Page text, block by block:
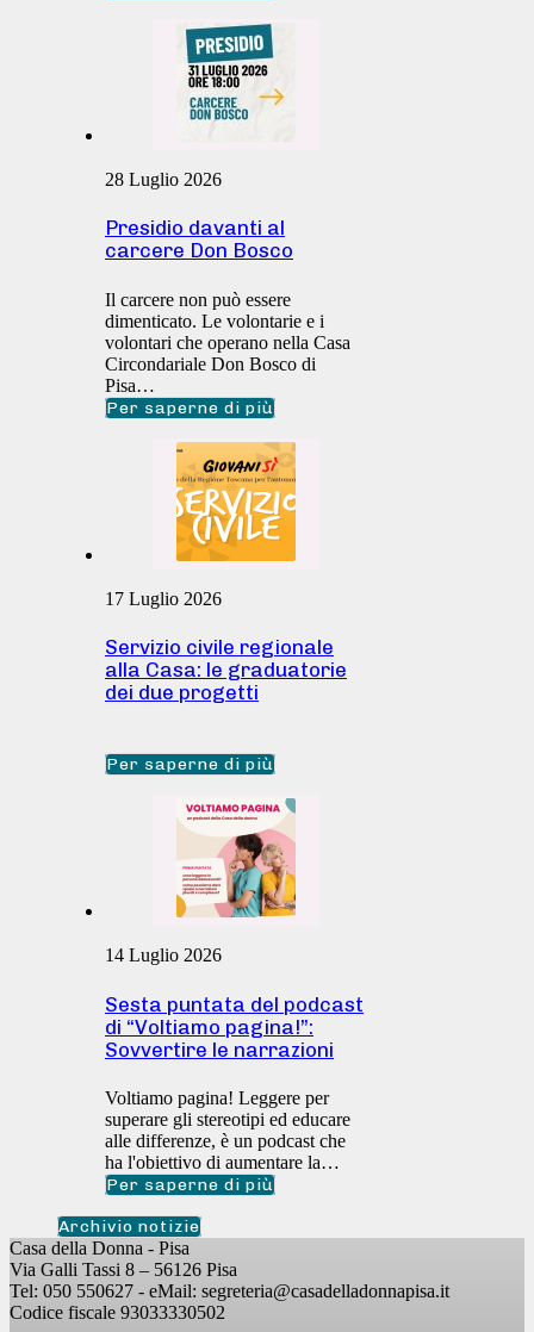
28 Luglio 2026
Presidio davanti al
carcere Don Bosco
Il carcere non può essere
dimenticato. Le volontarie e i
volontari che operano nella Casa
Circondariale Don Bosco di
Pisa…
Per saperne di più
17 Luglio 2026
Servizio civile regionale
alla Casa: le graduatorie
dei due progetti
Per saperne di più
14 Luglio 2026
Sesta puntata del podcast
di “Voltiamo pagina!”:
Sovvertire le narrazioni
Voltiamo pagina! Leggere per
superare gli stereotipi ed educare
alle differenze, è un podcast che
ha l'obiettivo di aumentare la…
Per saperne di più
Archivio notizie
Casa della Donna - Pisa
Via Galli Tassi 8 – 56126 Pisa
Tel: 050 550627 - eMail: segreteria@casadelladonnapisa.it
Codice fiscale 93033330502